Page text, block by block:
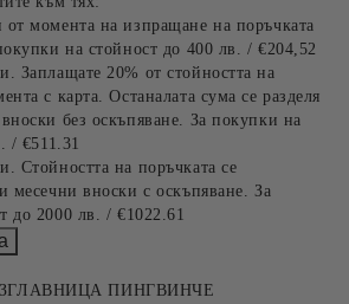
момента на изпращане на поръчката
на стойност до 400 лв. / €204,52
Заплащате 20% от стойността на
с карта. Останалата сума се разделя
без оскъпяване. За покупки на
/ €511.31
Стойността на поръчката се
месечни вноски с оскъпяване. За
до 2000 лв. / €1022.61
ПИНГВИНЧЕ